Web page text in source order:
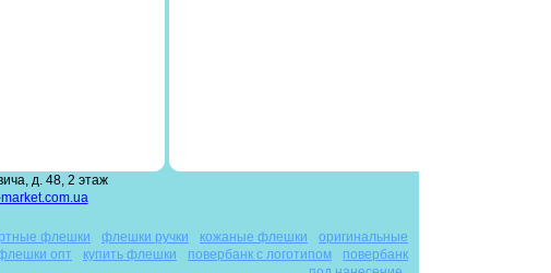
д. 48, 2 этаж
флешки флешки ручки кожаные флешки
оригинальные
опт купить флешки повербанк с логотипом
повербанк